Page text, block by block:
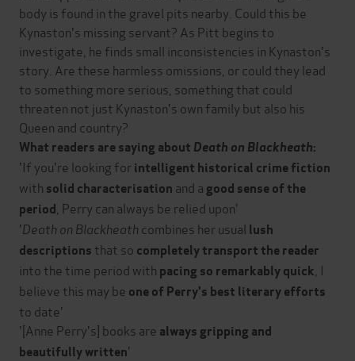
body is found in the gravel pits nearby. Could this be
Kynaston's missing servant? As Pitt begins to
investigate, he finds small inconsistencies in Kynaston's
story. Are these harmless omissions, or could they lead
to something more serious, something that could
threaten not just Kynaston's own family but also his
Queen and country?
What readers are saying about Death on Blackheath:
'If you're looking forintelligent historical crime fiction
with solid characterisation and a good sense of the
period , Perry can always be relied upon'
'Death on Blackheath combines her usual lush
descriptions that so completely transport the reader
into the time period with pacing so remarkably quick , I
believe this may be one of Perry's best literary efforts
to date'
'[Anne Perry's] books are always gripping and
beautifully written'